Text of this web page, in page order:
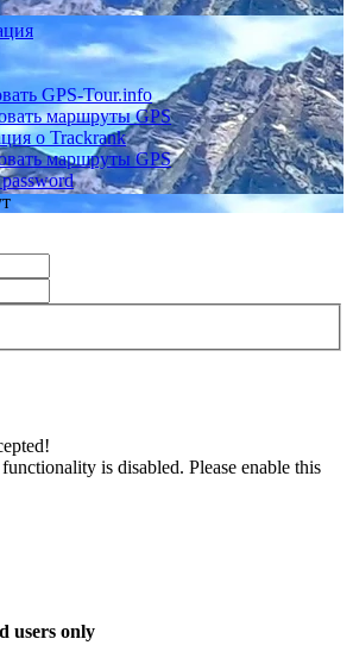
GPS-Tour.info
маршруты GPS
о Trackrank
маршруты GPS
is disabled. Please enable this
users only